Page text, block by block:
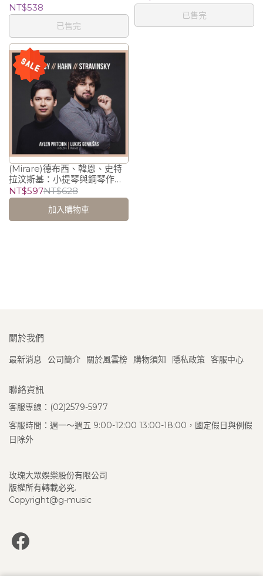
Geniusas (piano) , Aylen
Pritchin (violin), Alexander
Buzlov (cello)
NT$538
已售完
已售完
(Mirare)德布西、韓恩、史特
拉汶斯基：小提琴與鋼琴作
品/Lukas Geniusas
(Piano)、艾倫‧普利欽
Aylen Pritchin (Violin)
NT$597NT$628
加入購物車
關於我們
最新消息 公司簡介 關於風雲榜 購物須知 隱私政策 客服中心
聯絡資訊
客服專線：(02)2579-5977
客服時間：週一～週五 9:00-12:00 13:00-18:00，國定假日與例假
日除外
玫瑰大眾娛樂股份有限公司
版權所有轉載必究.
Copyright@g-music